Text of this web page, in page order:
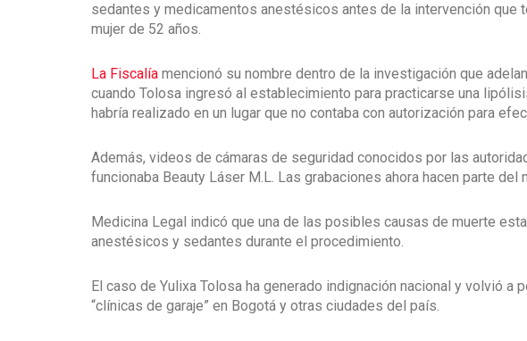
sedantes y medicamentos anestésicos antes de la intervención que
mujer de 52 años.
La Fiscalía mencionó su nombre dentro de la investigación que
cuando Tolosa ingresó al establecimiento para practicarse una
habría realizado en un lugar que no contaba con autorización para
Además, videos de cámaras de seguridad conocidos por las
funcionaba Beauty Láser M.L. Las grabaciones ahora hacen parte
Medicina Legal indicó que una de las posibles causas de muerte
anestésicos y sedantes durante el procedimiento.
El caso de Yulixa Tolosa ha generado indignación nacional y volvió
“clínicas de garaje” en Bogotá y otras ciudades del país.